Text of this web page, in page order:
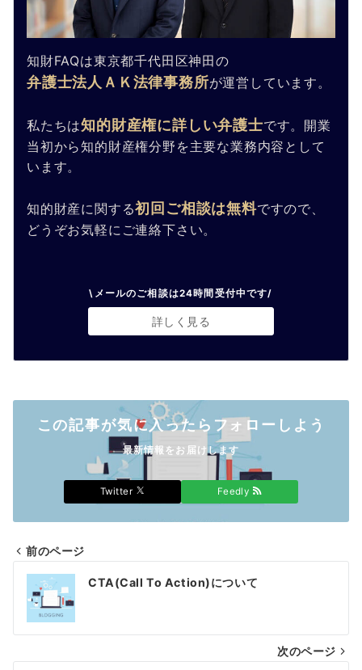
知財FAQは東京都千代田区神田の
弁護士法人ＡＫ法律事務所が運営しています。
私たちは知的財産権に詳しい弁護士です。開業
当初から知的財産権分野を主要な業務内容として
います。
知的財産に関する初回ご相談は無料ですので、
どうぞお気軽にご連絡下さい。
\メールのご相談は24時間受付中です/
詳しく見る
この記事が気に入ったらフォローしよう
最新情報をお届けします
Twitter Feedly
投
稿
ナ
ビ
前のページ
CTA(Call To Action)について
次のページ